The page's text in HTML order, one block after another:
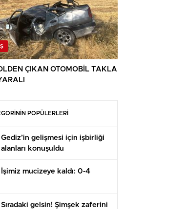
ÇIKAN OTOMOBİL TAKLA
POPÜLERLERİ
Gediz’in gelişmesi için işbirliği
alanları konuşuldu
İşimiz mucizeye kaldı: 0-4
Sıradaki gelsin! Şimşek zaferini